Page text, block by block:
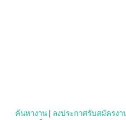
ค้นหางาน | ลงประกาศรับสมัครงา